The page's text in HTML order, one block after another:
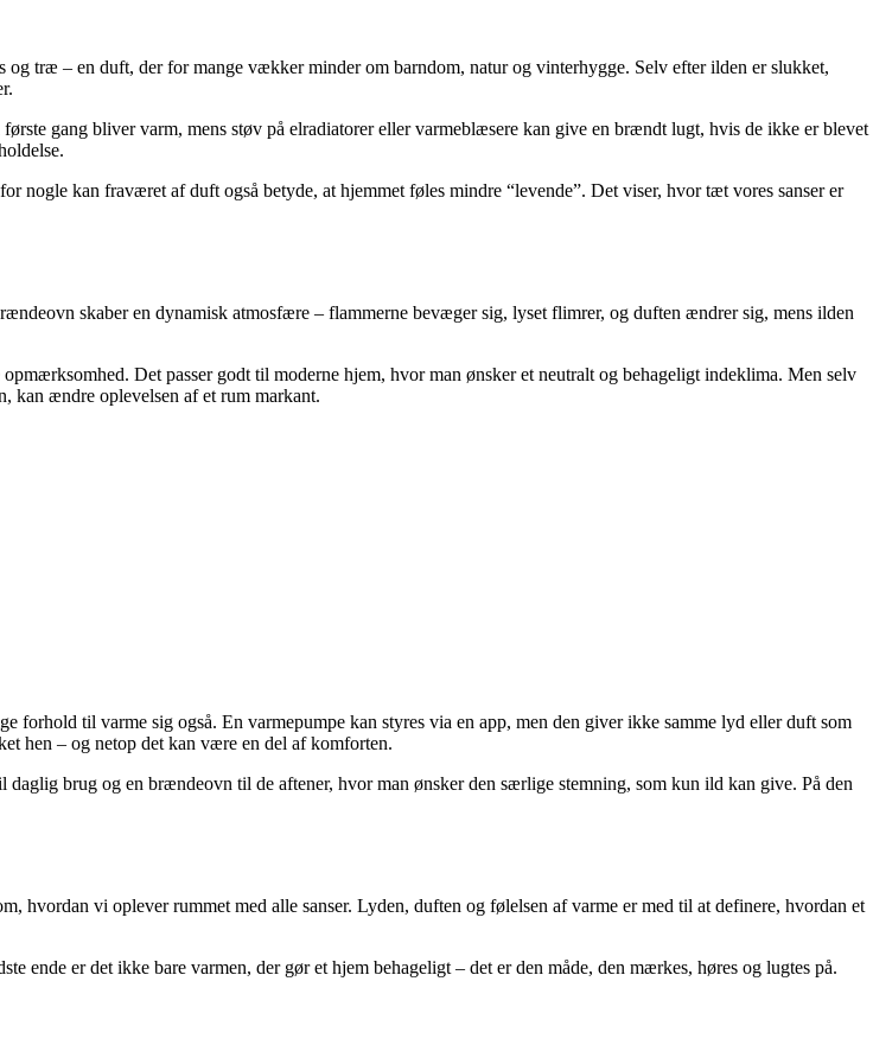
træ – en duft, der for mange vækker minder om barndom, natur og vinterhygge. Selv efter ilden er slukket,
gang bliver varm, mens støv på elradiatorer eller varmeblæsere kan give en brændt lugt, hvis de ikke er blevet
nogle kan fraværet af duft også betyde, at hjemmet føles mindre “levende”. Det viser, hvor tæt vores sanser er
skaber en dynamisk atmosfære – flammerne bevæger sig, lyset flimrer, og duften ændrer sig, mens ilden
Det passer godt til moderne hjem, hvor man ønsker et neutralt og behageligt indeklima. Men selv
kan ændre oplevelsen af et rum markant.
forhold til varme sig også. En varmepumpe kan styres via en app, men den giver ikke samme lyd eller duft som
hen – og netop det kan være en del af komforten.
brug og en brændeovn til de aftener, hvor man ønsker den særlige stemning, som kun ild kan give. På den
hvordan vi oplever rummet med alle sanser. Lyden, duften og følelsen af varme er med til at definere, hvordan et
ende er det ikke bare varmen, der gør et hjem behageligt – det er den måde, den mærkes, høres og lugtes på.